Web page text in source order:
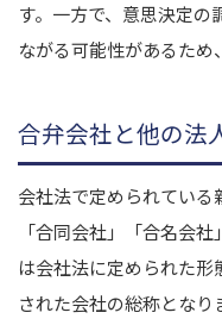
す。一方で、意思決定
ながる可能性があるため
合弁会社と他の法
会社法で定められている
「合同会社」「合名会
は会社法に定められた
された会社の総称となり